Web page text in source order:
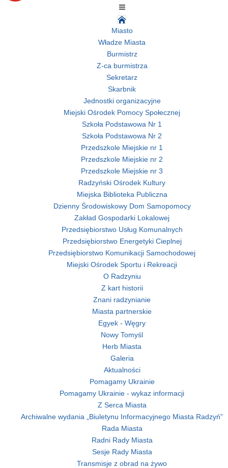
Miasto
Władze Miasta
Burmistrz
Z-ca burmistrza
Sekretarz
Skarbnik
Jednostki organizacyjne
Miejski Ośrodek Pomocy Społecznej
Szkoła Podstawowa Nr 1
Szkoła Podstawowa Nr 2
Przedszkole Miejskie nr 1
Przedszkole Miejskie nr 2
Przedszkole Miejskie nr 3
Radzyński Ośrodek Kultury
Miejska Biblioteka Publiczna
Dzienny Środowiskowy Dom Samopomocy
Zakład Gospodarki Lokalowej
Przedsiębiorstwo Usług Komunalnych
Przedsiębiorstwo Energetyki Cieplnej
Przedsiębiorstwo Komunikacji Samochodowej
Miejski Ośrodek Sportu i Rekreacji
O Radzyniu
Z kart historii
Znani radzynianie
Miasta partnerskie
Egyek - Węgry
Nowy Tomyśl
Herb Miasta
Galeria
Aktualności
Pomagamy Ukrainie
Pomagamy Ukrainie - wykaz informacji
Z Serca Miasta
Archiwalne wydania „Biuletynu Informacyjnego Miasta Radzyń”
Rada Miasta
Radni Rady Miasta
Sesje Rady Miasta
Transmisje z obrad na żywo